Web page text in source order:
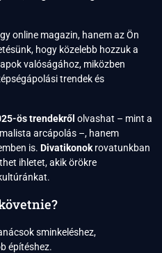
online magazin, hanem az Ön
hogy közelebb hozzuk a
valóságához, miközben
trendek és
ös trendekről olvashat – mint a
arcápolás –, hanem
is.Divatikonok rovatunkban
ihletet, akik örökre
sminkeléshez,
építéshez.